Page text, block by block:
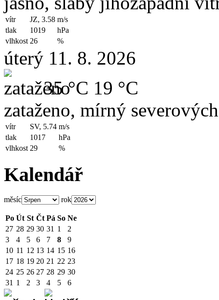
vítr JZ, 3.58 m/s
tlak
1019
hPa
vlhkost 26 %
úterý 11. 8. 2026
35 °C 19 °C
zataženo, mírný
vítr SV, 5.74 m/s
tlak
1017
hPa
vlhkost 29 %
Kalendář
měsíc rok
Po Út St Čt Pá So Ne
27 28 29 30 31 1
2
3
4 5 6 7 8
9
10 11 12 13 14 15 16
17 18 19 20 21 22 23
24 25 26 27 28 29 30
31 1 2 3 4 5 6